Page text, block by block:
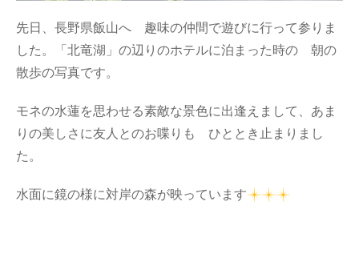
先日、長野県飯山へ 趣味の仲間で遊びに行って参りま
した。「北竜湖」の辺りのホテルに泊まった時の 朝の
散歩の写真です。
モネの水蓮を思わせる素敵な景色に出逢えまして、あま
りの美しさに友人とのお喋りも ひととき止まりまし
た。
水面に鏡の様に対岸の森が映っています